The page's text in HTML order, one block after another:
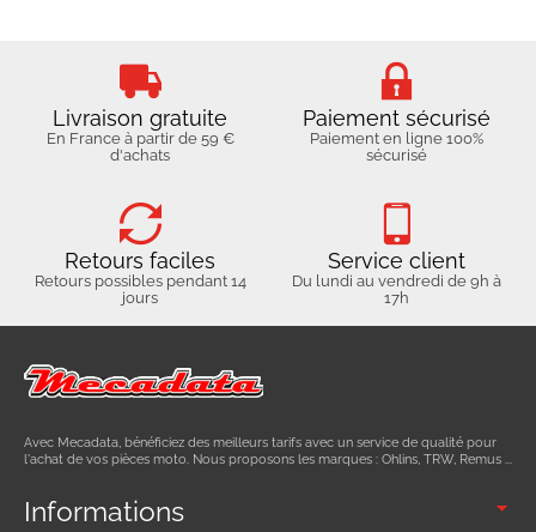
Livraison gratuite
En France à partir de 59 €
d'achats
Paiement sécurisé
Paiement en ligne 100%
sécurisé
Retours faciles
Retours possibles pendant 14
jours
Service client
Du lundi au vendredi de 9h à
17h
Avec Mecadata, bénéficiez des meilleurs tarifs avec un service de qualité pour
l'achat de vos pièces moto. Nous proposons les marques : Ohlins, TRW, Remus ...
Informations